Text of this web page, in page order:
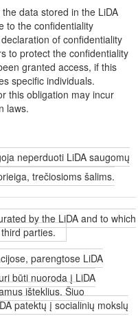
data stored in the LiDA
to the confidentiality
of confidentiality
to protect the confidentiality
granted access, if this
specific individuals.
this obligation may incur
laws.
neperduoti LiDA saugomų
trečiosioms šalims.
by the LiDA and to which
parties.
parengtose LiDA
būti nuoroda į LiDA
išteklius. Šiuo
patektų į socialinių mokslų